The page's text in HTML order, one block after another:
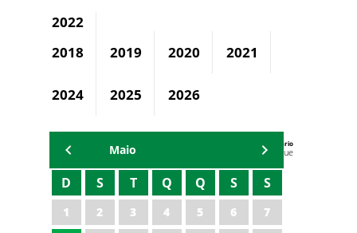
2022
2018
2019 2020 2021
2024 2025 2026
Agenda do Secretário
Zezinho Albuquerque
Maio
D S T Q Q S S
1 2 3 4 5 6
7